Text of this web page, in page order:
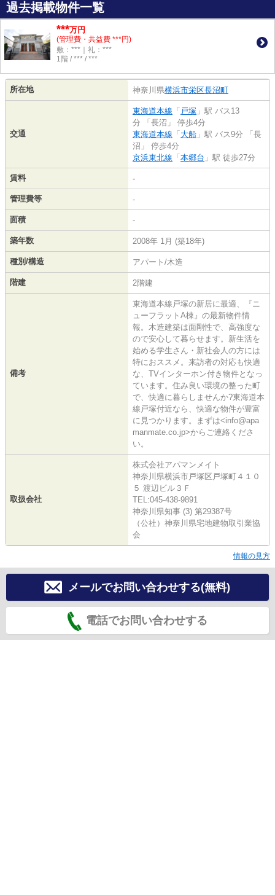
過去掲載物件一覧
***万円
(管理費・共益費 ***円)
敷：***｜礼：***
1階 / *** / ***
所在地 神奈川県横浜市栄区長沼町
交通
東海道本線 「 戸塚 」駅 バス13
分 「長沼」 停歩4分
東海道本線 「 大船 」駅 バス9分 「長
沼」 停歩4分
京浜東北線 「 本郷台 」駅 徒歩27分
賃料 -
管理費等 -
面積 -
築年数 2008年 1月 (築18年)
種別/構造 アパート/木造
階建 2階建
備考
東海道本線戸塚の新居に最適、『ニ
ューフラットA棟』の最新物件情
報。木造建築は面剛性で、高強度な
ので安心して暮らせます。新生活を
始める学生さん・新社会人の方には
特におススメ。来訪者の対応も快適
な、TVインターホン付き物件となっ
ています。住み良い環境の整った町
で、快適に暮らしませんか?東海道本
線戸塚付近なら、快適な物件が豊富
に見つかります。まずは<info@apa
manmate.co.jp>からご連絡くださ
い。
取扱会社
株式会社アパマンメイト
神奈川県横浜市戸塚区戸塚町４１０
５ 渡辺ビル３Ｆ
TEL:045-438-9891
神奈川県知事 (3) 第29387号
（公社）神奈川県宅地建物取引業協
会
情報の見方
メールでお問い合わせする(無料)
電話でお問い合わせする